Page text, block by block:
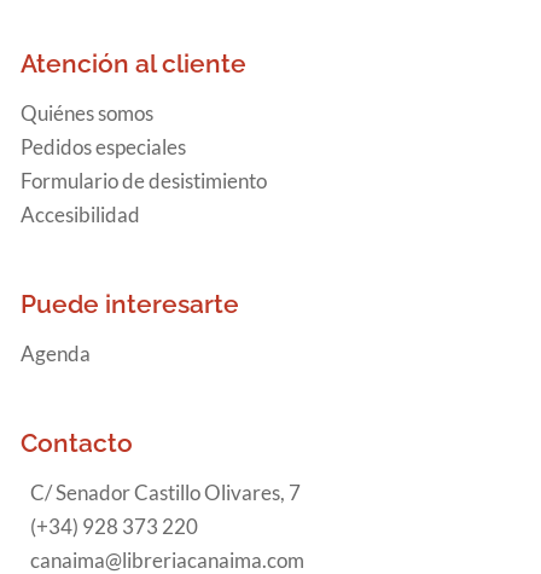
Atención al cliente
Quiénes somos
Pedidos especiales
Formulario de desistimiento
Accesibilidad
Puede interesarte
Agenda
Contacto
C/ Senador Castillo Olivares, 7
(+34) 928 373 220
canaima@libreriacanaima.com